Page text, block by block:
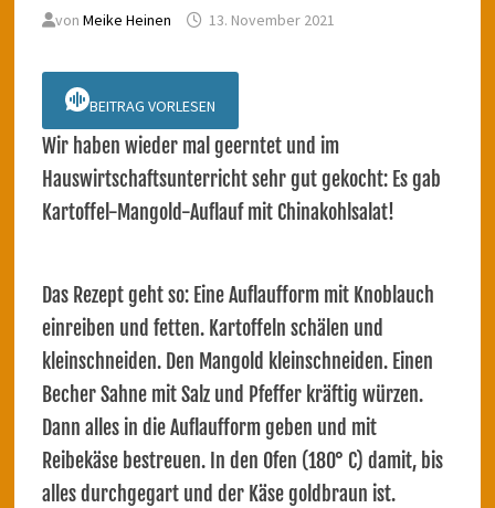
von Meike Heinen 13. November 2021
BEITRAG VORLESEN
Wir haben wieder mal geerntet und im
Hauswirtschaftsunterricht sehr gut gekocht: Es gab
Kartoffel-Mangold-Auflauf mit Chinakohlsalat!
Das Rezept geht so: Eine Auflaufform mit Knoblauch
einreiben und fetten. Kartoffeln schälen und
kleinschneiden. Den Mangold kleinschneiden. Einen
Becher Sahne mit Salz und Pfeffer kräftig würzen.
Dann alles in die Auflaufform geben und mit
Reibekäse bestreuen. In den Ofen (180° C) damit, bis
alles durchgegart und der Käse goldbraun ist.